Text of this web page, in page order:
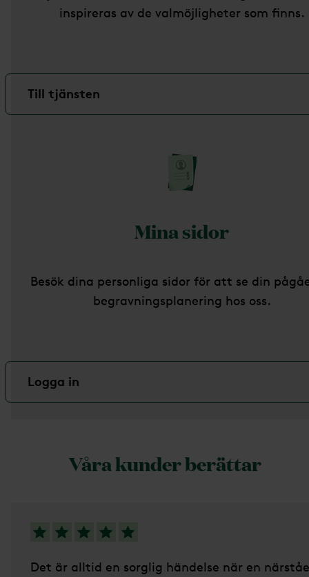
inspireras av de valmöjligheter som finns.
Till tjänsten
Mina sidor
Besök dina personliga sidor för att se din
begravningsplanering hos oss.
Logga in
Våra kunder berättar
5 av 5 stjärnor
Det är alltid en sorglig händelse när en